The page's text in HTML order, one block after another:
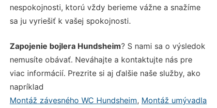
nespokojnosti, ktorú vždy berieme vážne a snažíme
sa ju vyriešiť k vašej spokojnosti.
Zapojenie bojlera Hundsheim? S nami sa o výsledok
nemusíte obávať. Neváhajte a kontaktujte nás pre
viac informácií. Prezrite si aj ďalšie naše služby, ako
napríklad
Montáž závesného WC Hundsheim, Montáž umývadla